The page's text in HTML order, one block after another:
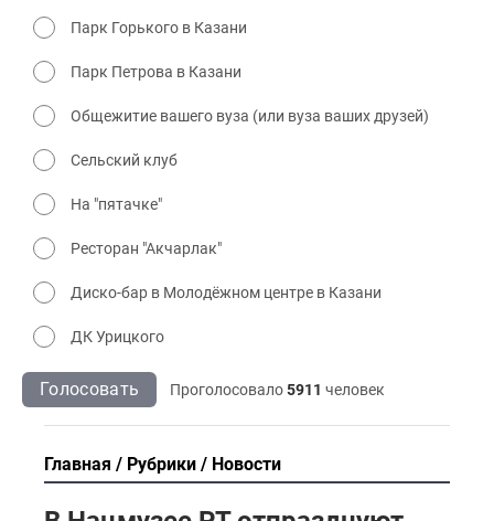
Парк Горького в Казани
Парк Петрова в Казани
Общежитие вашего вуза (или вуза ваших друзей)
Сельский клуб
На "пятачке"
Ресторан "Акчарлак"
Диско-бар в Молодёжном центре в Казани
ДК Урицкого
Голосовать Проголосовало5911 человек
Главная Рубрики Новости